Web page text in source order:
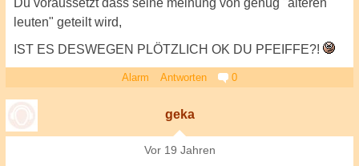
Du voraussetzt dass seine meinung von genug "älteren
leuten" geteilt wird,
IST ES DESWEGEN PLÖTZLICH OK DU PFEIFFE?!
Alarm Antworten 0
geka
Vor 19 Jahren